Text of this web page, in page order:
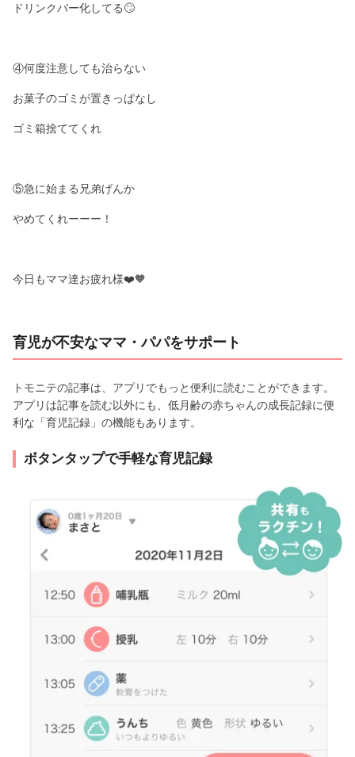
⁡ドリンクバー化してる🙄
④何度注意しても治らない
お菓子のゴミが置きっぱなし
⁡ゴミ箱捨ててくれ
⁡⑤急に始まる兄弟げんか
⁡やめてくれーーー！
今日もママ達お疲れ様❤️🧡
育児が不安なママ・パパをサポート
トモニテの記事は、アプリでもっと便利に読むことができます。
アプリは記事を読む以外にも、低月齢の赤ちゃんの成長記録に便
利な「育児記録」の機能もあります。
ボタンタップで手軽な育児記録